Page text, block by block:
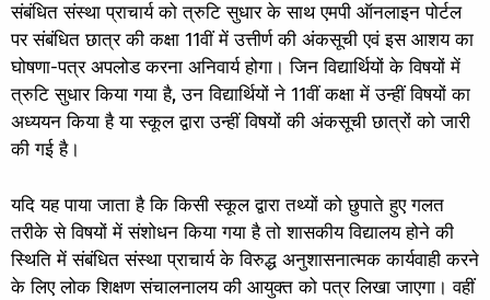
संबंधित संस्था प्राचार्य को त्रुटि सुधार के साथ एमपी ऑनलाइन पोर्टल
पर संबंधित छात्र की कक्षा 11वीं में उत्तीर्ण की अंकसूची एवं इस आशय का
घोषणा-पत्र अपलोड करना अनिवार्य होगा। जिन विद्यार्थियों के विषयों में
त्रुटि सुधार किया गया है, उन विद्यार्थियों ने 11वीं कक्षा में उन्हीं विषयों का
अध्ययन किया है या स्कूल द्वारा उन्हीं विषयों की अंकसूची छात्रों को जारी
की गई है।
यदि यह पाया जाता है कि किसी स्कूल द्वारा तथ्यों को छुपाते हुए गलत
तरीके से विषयों में संशोधन किया गया है तो शासकीय विद्यालय होने की
स्थिति में संबंधित संस्था प्राचार्य के विरुद्ध अनुशासनात्मक कार्यवाही करने
के लिए लोक शिक्षण संचालनालय की आयुक्त को पत्र लिखा जाएगा। वहीं